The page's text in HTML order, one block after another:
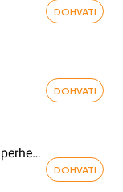
DOHVATI
DOHVATI
Web Master: Stickman Superhero
DOHVATI